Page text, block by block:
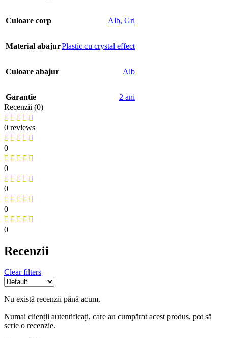
Culoare corp Alb, Gri
Material abajurPlastic cu crystal effect
Culoare abajur Alb
Garantie
2 ani
Recenzii (0)
0 reviews
0
0
0
0
0
Recenzii
Clear filters
Nu există recenzii până acum.
Numai clienții autentificați, care au cumpărat acest produs, pot să
scrie o recenzie.